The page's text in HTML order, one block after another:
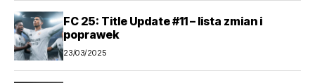
FC 25: Title Update #11 – lista zmian i
poprawek
23/03/2025